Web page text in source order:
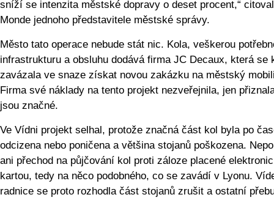
sníží se intenzita městské dopravy o deset procent,“
Monde jednoho představitele městské správy.
Město tato operace nebude stát nic. Kola, veškerou
infrastrukturu a obsluhu dodává firma JC Decaux, která se
zavázala ve snaze získat novou zakázku na městský
Firma své náklady na tento projekt nezveřejnila, jen
jsou značné.
Ve Vídni projekt selhal, protože značná část kol byla po
odcizena nebo poničena a většina stojanů poškozena.
ani přechod na půjčování kol proti záloze placené
kartou, tedy na něco podobného, co se zavádí v Lyonu.
radnice se proto rozhodla část stojanů zrušit a ostatní